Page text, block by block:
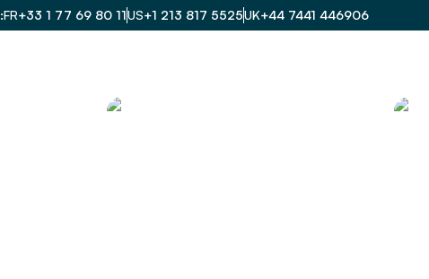
FR+33 1 77 69 80 11US+1 213 817 5525UK+44 7441 446906